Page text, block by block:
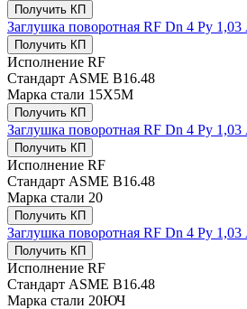
Получить КП
Заглушка поворотная RF Dn 4 Ру
Получить КП
Исполнение RF
Стандарт ASME В16.48
Марка стали 15Х5М
Получить КП
Заглушка поворотная RF Dn 4 Ру
Получить КП
Исполнение RF
Стандарт ASME В16.48
Марка стали 20
Получить КП
Заглушка поворотная RF Dn 4 Ру
Получить КП
Исполнение RF
Стандарт ASME В16.48
Марка стали 20ЮЧ